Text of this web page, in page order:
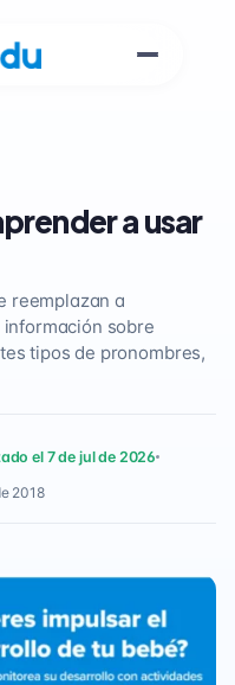
a usar
reemplazan a
sobre
tipos de pronombres,
el 7 de jul de 2026
2018